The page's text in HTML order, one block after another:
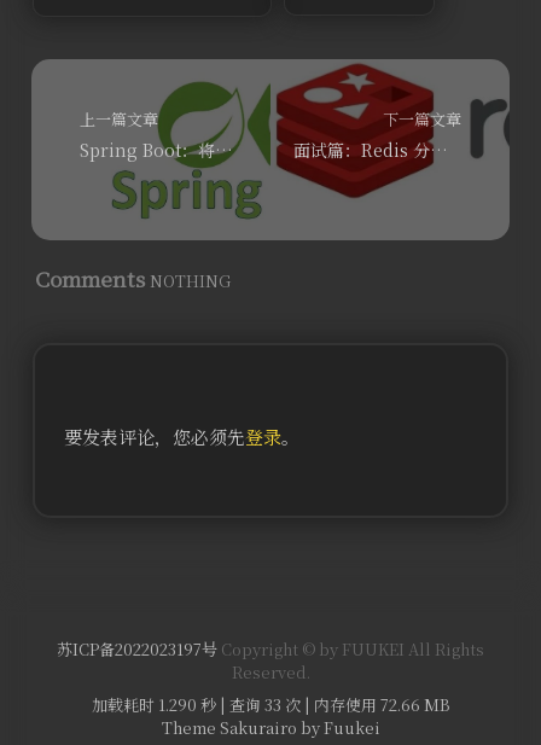
上一篇文章
Spring Boot：将文件推送到 FTP 服务器
下一篇文章
面试篇：Redis 分布式锁的正确实现方式
Comments NOTHING
要发表评论，您必须先登录。
苏ICP备2022023197号 Copyright © by FUUKEI All Rights
Reserved.
加载耗时 1.290 秒 | 查询 33 次 | 内存使用 72.66 MB
Theme Sakurairo by Fuukei